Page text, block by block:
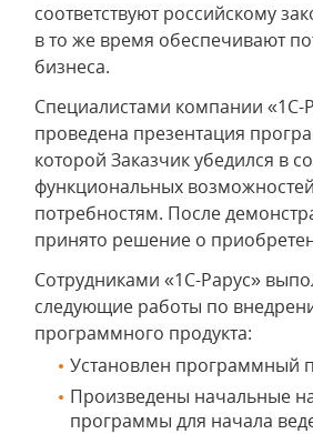
соответствуют российскому
в то же время обеспечивают
бизнеса.
Специалистами компании «1С-
проведена презентация
которой Заказчик убедился в
функциональных
потребностям. После
принято решение о
Сотрудниками «1С-Рарус»
следующие работы по
программного продукта:
Установлен программный
Произведены начальные
программы для начала